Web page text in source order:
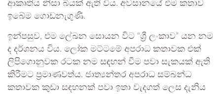
ආකෘතිය නිසා බියක් ඇති විය. අවසානයේ එම කතාව
ඉබේම ගොඩනැගුණි.
ඉන්පසුව, එම ලේඛන සොයන විට “ශ්‍රී ලංකාව” යන නම
ද දර්ශනය විය. ලෝක මට්ටමේ අපරාධ කතාවක එක්
ලිපිගොනුවක රටක නම සඳහන් වීම පවා සැකයක් ඇති
කිරීමට ප්‍රමාණවත්ය. ජාත්‍යන්තර අපරාධ සම්බන්ධ
කතාවක කුඩා සඳහනක් පවා ඉතා වැදගත් ලෙස දැනිය